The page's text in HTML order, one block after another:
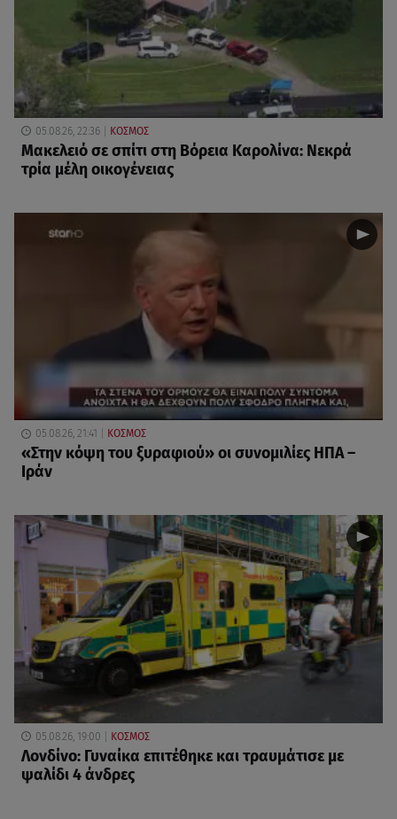
05.08.26, 22:36 ΚΟΣΜΟΣ
Μακελειό σε σπίτι στη Βόρεια Καρολίνα: Νεκρά
τρία μέλη οικογένειας
05.08.26, 21:41 ΚΟΣΜΟΣ
«Στην κόψη του ξυραφιού» οι συνομιλίες ΗΠΑ –
Ιράν
05.08.26, 19:00 ΚΟΣΜΟΣ
Λονδίνο: Γυναίκα επιτέθηκε και τραυμάτισε με
ψαλίδι 4 άνδρες